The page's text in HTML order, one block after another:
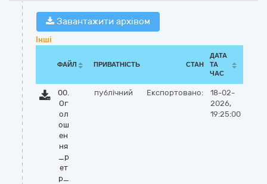
Завантажити архівом
Інші
ФАЙЛ ПРИВАТНІСТЬ СТАН
ДАТА
ТА
ЧАС
00.
Ог
ол
ош
ен
ня
_р
ет
р_
публічний Експортовано:
18-02-
2026,
19:25:00